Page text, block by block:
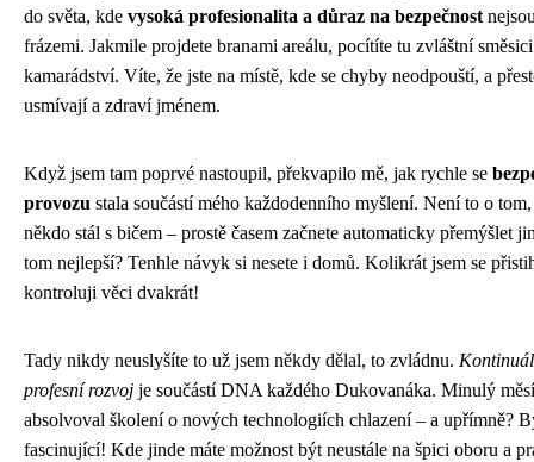
do světa, kde vysoká profesionalita a důraz na bezpečnost
frázemi. Jakmile projdete branami areálu, pocítíte tu zvláštní
kamarádství. Víte, že jste na místě, kde se chyby neodpouští, a
usmívají a zdraví jménem.
Když jsem tam poprvé nastoupil, překvapilo mě, jak rychle se
provozu stala součástí mého každodenního myšlení. Není to o
někdo stál s bičem – prostě časem začnete automaticky přemýšlet
tom nejlepší? Tenhle návyk si nesete i domů. Kolikrát jsem se
kontroluji věci dvakrát!
Tady nikdy neuslyšíte to už jsem někdy dělal, to zvládnu.
profesní rozvoj je součástí DNA každého Dukovanáka. Minulý
absolvoval školení o nových technologiích chlazení – a upřímně?
fascinující! Kde jinde máte možnost být neustále na špici oboru a